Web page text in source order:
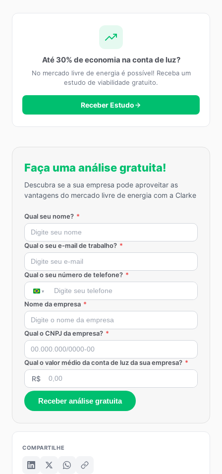
Até 30% de economia na conta de luz?
No mercado livre de energia é possível! Receba um
estudo de viabilidade gratuito.
Receber Estudo
Faça uma análise gratuita!
Descubra se a sua empresa pode aproveitar as
vantagens do mercado livre de energia com a Clarke
Qual seu nome? *
Qual o seu e-mail de trabalho? *
Qual o seu número de telefone? *
Nome da empresa *
Qual o CNPJ da empresa? *
Qual o valor médio da conta de luz da sua empresa? *
R$
Receber análise gratuita
COMPARTILHE